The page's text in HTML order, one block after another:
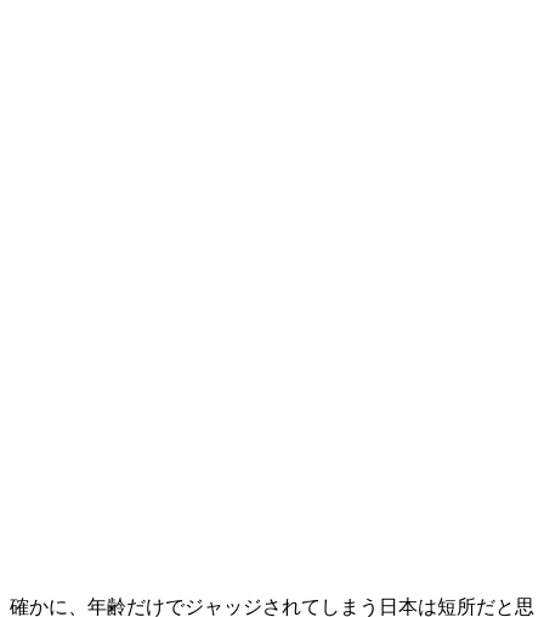
確かに、年齢だけでジャッジされてしまう日本は短所だと思